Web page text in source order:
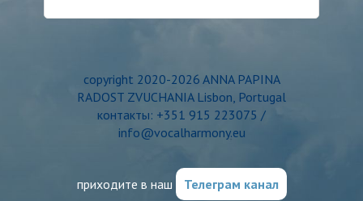
copyright 2020-2026 ANNA PAPINA
RADOST ZVUCHANIA Lisbon, Portugal
контакты: +351 915 223075 /
info@vocalharmony.eu
приходите в наш Телеграм канал